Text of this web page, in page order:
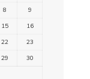
8
9
15
16
22
23
29
30